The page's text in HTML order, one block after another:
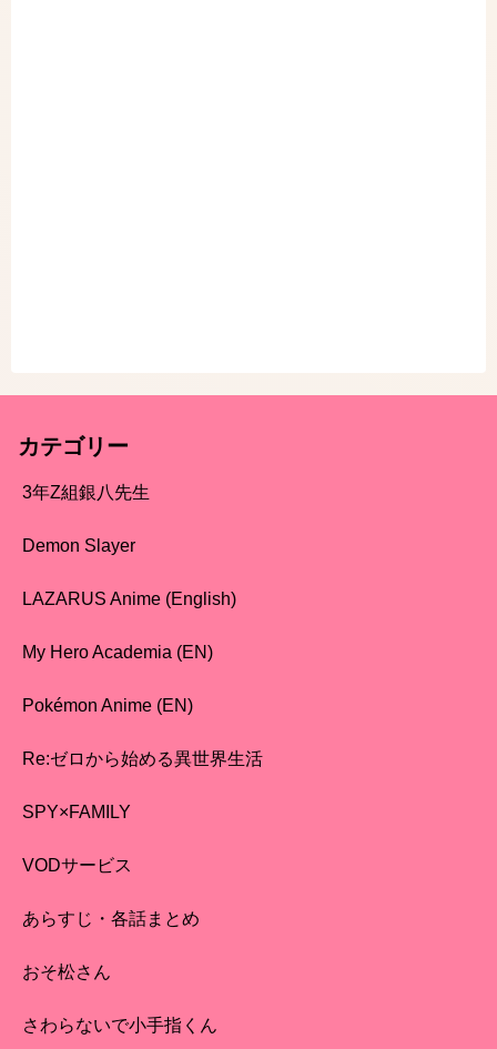
カテゴリー
3年Z組銀八先生
Demon Slayer
LAZARUS Anime (English)
My Hero Academia (EN)
Pokémon Anime (EN)
Re:ゼロから始める異世界生活
SPY×FAMILY
VODサービス
あらすじ・各話まとめ
おそ松さん
さわらないで小手指くん